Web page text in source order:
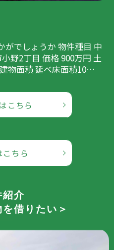
でしょうか 物件種目 中
野2丁目 価格 900万円 土
物面積 延べ床面積10…
こちら
ちら
紹介
借りたい＞